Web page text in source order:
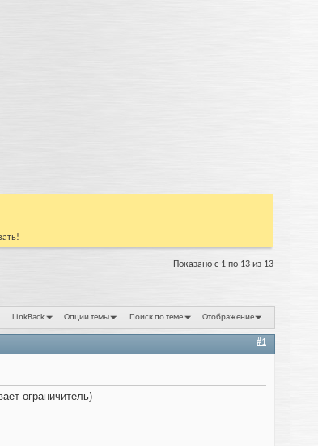
Показано с 1 по 13 из 13
LinkBack Опции темы Поиск по теме Отображение
#1
ограничитель)